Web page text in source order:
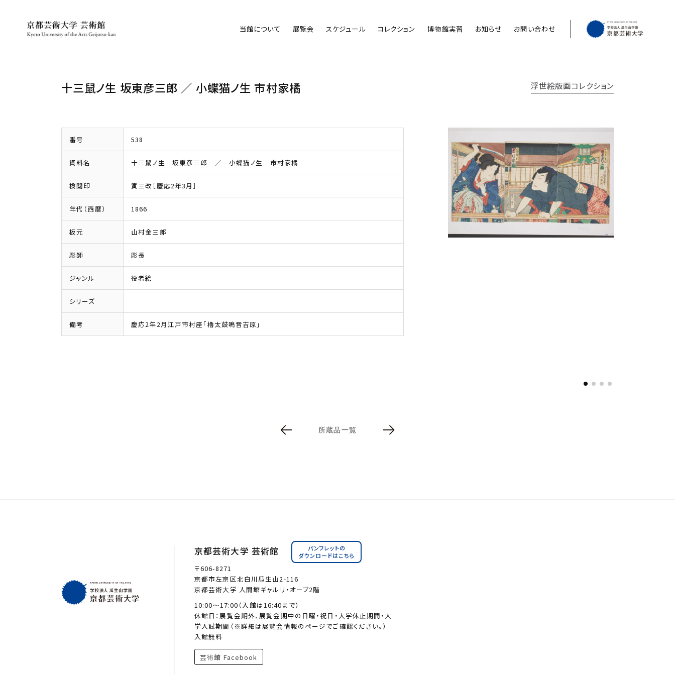
当館について 展覧会 スケジュール コレクション 博物館実習 お知らせ お問い合わせ
十三鼠ノ生 坂東彦三郎 ／ 小蝶猫ノ生 市村家橘 浮世絵版画コレクション
番号 538
資料名 十三鼠ノ生 坂東彦三郎 ／ 小蝶猫ノ生 市村家橘
検閲印 寅三改［慶応2年3月］
年代（西暦） 1866
板元 山村金三郎
彫師 彫長
ジャンル 役者絵
シリーズ
備考 慶応2年2月江戸市村座「櫓太鼓鳴音吉原」
所蔵品一覧
京都芸術大学 芸術館
パンフレットの
ダウンロードはこちら
〒606-8271
京都市左京区北白川瓜生山2-116
京都芸術大学 人間館ギャルリ・オーブ2階
10:00〜17:00（入館は16:40まで）
休館日：展覧会期外、展覧会期中の日曜・祝日・大学休止期間・大
学入試期間（※詳細は展覧会情報のページでご確認ください。）
入館無料
芸術館 Facebook